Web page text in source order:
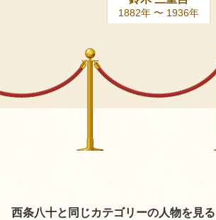
1882年 〜 1936年
西条八十と同じカテゴリーの人物を見る